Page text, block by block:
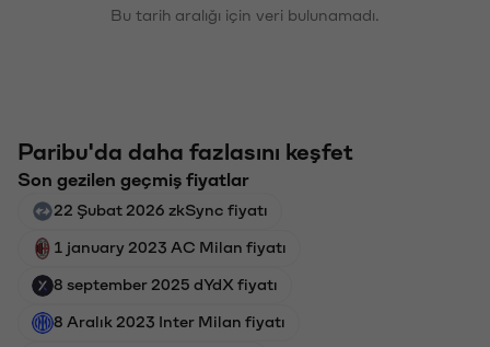
Bu tarih aralığı için veri bulunamadı.
Paribu'da daha fazlasını keşfet
Son gezilen geçmiş fiyatlar
22 Şubat 2026 zkSync fiyatı
1 january 2023 AC Milan fiyatı
8 september 2025 dYdX fiyatı
8 Aralık 2023 Inter Milan fiyatı